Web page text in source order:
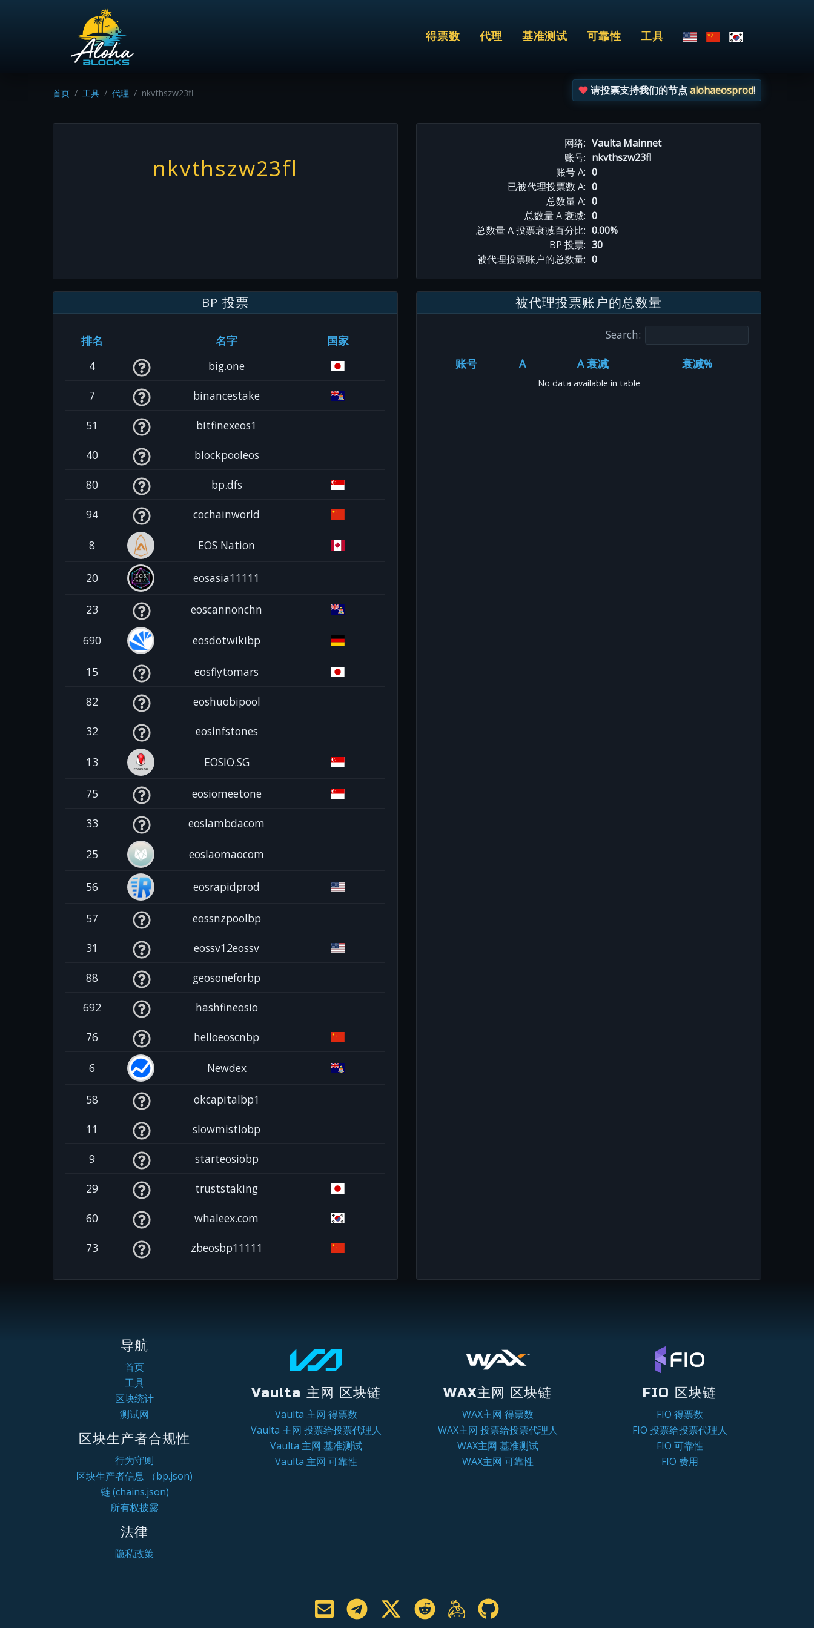
得票数 代理 基准测试 可靠性 工具
首页 工具 代理 nkvthszw23fl 请投票支持我们的节点alohaeosprod!
nkvthszw23fl
网络: Vaulta Mainnet
账号: nkvthszw23fl
账号 A: 0
已被代理投票数 A: 0
总数量 A: 0
总数量 A 衰减: 0
总数量 A 投票衰减百分比: 0.00%
BP 投票: 30
被代理投票账户的总数量: 0
BP 投票
排名 名字
国家
4
big.one
7 binancestake
51 bitfinexeos1
40 blockpooleos
80 bp.dfs
94 cochainworld
8 EOS Nation
20 eosasia11111
23 eoscannonchn
690 eosdotwikibp
15 eosflytomars
82 eoshuobipool
32 eosinfstones
13 EOSIO.SG
75 eosiomeetone
33 eoslambdacom
25 eoslaomaocom
56 eosrapidprod
57 eossnzpoolbp
31 eossv12eossv
88 geosoneforbp
692 hashfineosio
76 helloeoscnbp
6 Newdex
58 okcapitalbp1
11 slowmistiobp
9 starteosiobp
29 truststaking
60 whaleex.com
73 zbeosbp11111
被代理投票账户的总数量
Search:
账号
A A 衰减 衰减%
No data available in table
导航
首页
工具
区块统计
测试网
区块生产者合规性
行为守则
区块生产者信息 （bp.json)
链 (chains.json)
所有权披露
法律
隐私政策
Vaulta 主网 区块链
Vaulta 主网 得票数
Vaulta 主网 投票给投票代理人
Vaulta 主网 基准测试
Vaulta 主网 可靠性
WAX主网 区块链
WAX主网 得票数
WAX主网 投票给投票代理人
WAX主网 基准测试
WAX主网 可靠性
FIO 区块链
FIO 得票数
FIO 投票给投票代理人
FIO 可靠性
FIO 费用